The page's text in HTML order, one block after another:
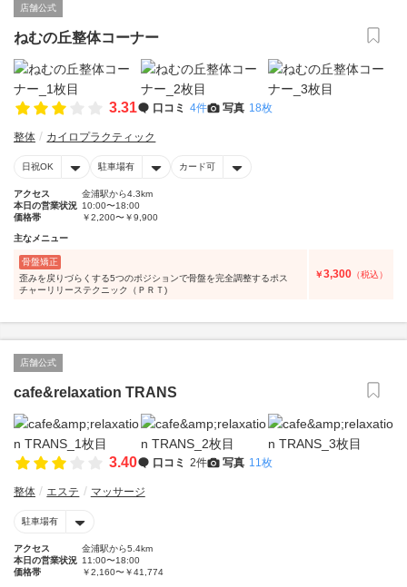
店舗公式
ねむの丘整体コーナー
3.31 口コミ 4件 写真 18枚
整体 カイロプラクティック
日祝OK 駐車場有 カード可
アクセス
金浦駅から4.3km
本日の営業状況 10:00〜18:00
価格帯
￥2,200〜￥9,900
主なメニュー
骨盤矯正
歪みを戻りづらくする5つのポジションで骨盤を完全調整するポス
チャーリリーステクニック（ＰＲＴ)
￥3,300 （税込）
店舗公式
cafe&relaxation TRANS
3.40 口コミ 2件 写真 11枚
整体 エステ マッサージ
駐車場有
アクセス
金浦駅から5.4km
本日の営業状況 11:00〜18:00
価格帯
￥2,160〜￥41,774